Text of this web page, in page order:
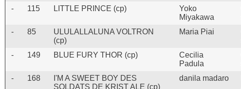
- 115 LITTLE PRINCE (cp)
Yoko
Miyakawa
- 85
ULULALLALUNA VOLTRON
(cp)
Maria Piai
- 149 BLUE FURY THOR (cp)
Cecilia
Padula
- 168
I'M A SWEET BOY DES
SOLDATS DE KRIST ALE (cp)
danila madaro